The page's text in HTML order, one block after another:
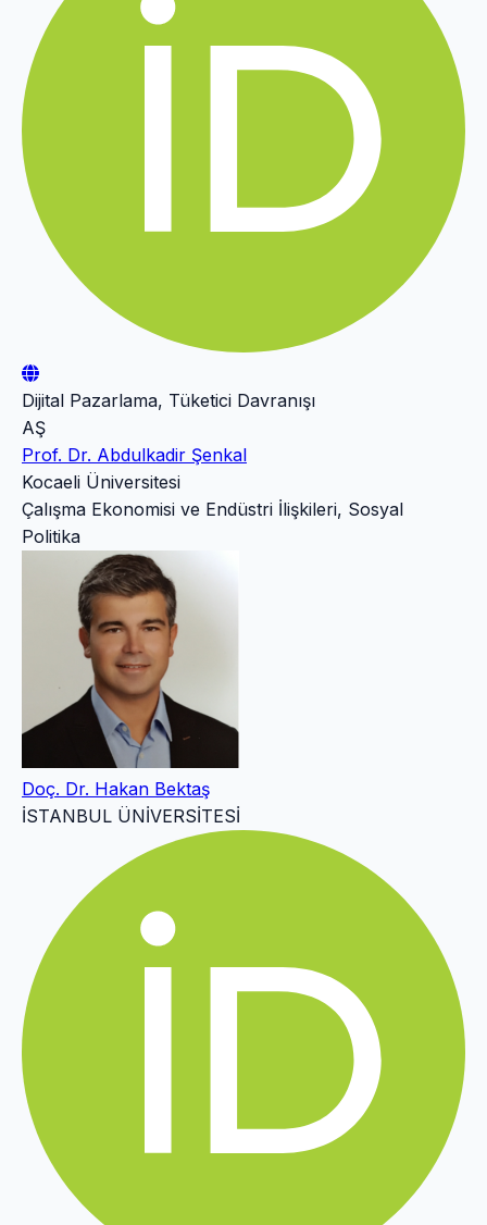
Dijital Pazarlama, Tüketici Davranışı
AŞ
Prof. Dr. Abdulkadir Şenkal
Kocaeli Üniversitesi
Çalışma Ekonomisi ve Endüstri İlişkileri, Sosyal
Politika
Doç. Dr. Hakan Bektaş
İSTANBUL ÜNİVERSİTESİ